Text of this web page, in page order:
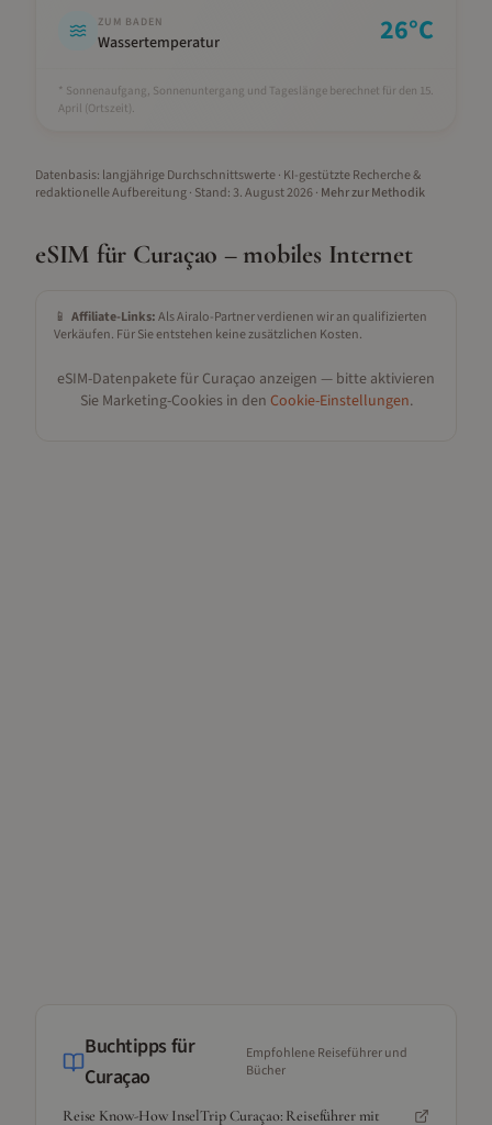
ZUM BADEN
Wassertemperatur 26°C
* Sonnenaufgang, Sonnenuntergang und Tageslänge berechnet für den 15.
April (Ortszeit).
Datenbasis: langjährige Durchschnittswerte · KI-gestützte Recherche &
redaktionelle Aufbereitung· Stand: 3. August 2026· Mehr zur Methodik
eSIM für Curaçao – mobiles Internet
📱 Affiliate-Links:Als Airalo-Partner verdienen wir an qualifizierten
Verkäufen. Für Sie entstehen keine zusätzlichen Kosten.
eSIM-Datenpakete für Curaçao anzeigen — bitte aktivieren
Sie Marketing-Cookies in den Cookie-Einstellungen.
Buchtipps für
Curaçao
Empfohlene Reiseführer und
Bücher
Reise Know-How InselTrip Curaçao: Reiseführer mit